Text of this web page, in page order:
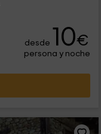
desde 10€
persona y noche